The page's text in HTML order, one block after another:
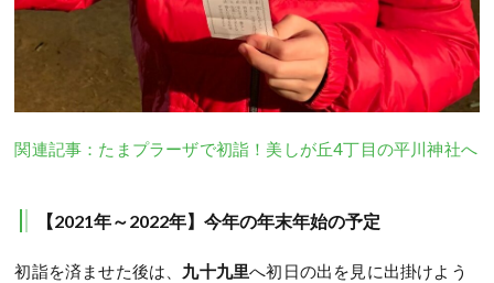
関連記事：たまプラーザで初詣！美しが丘4丁目の平川神社へ
【2021年～2022年】今年の年末年始の予定
初詣を済ませた後は、 九十九里へ初日の出を見に出掛けよう